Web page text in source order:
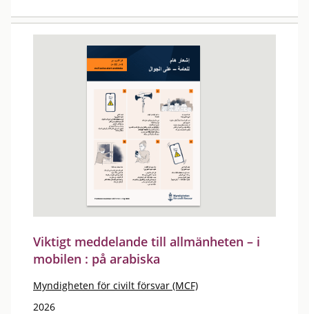
Viktigt meddelande till allmänheten – i
mobilen : på arabiska
Myndigheten för civilt försvar (MCF)
2026